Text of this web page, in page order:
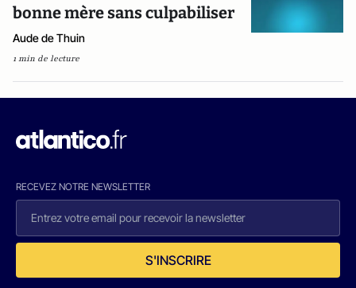
bonne mère sans culpabiliser
Aude de Thuin
1 min de lecture
RECEVEZ NOTRE NEWSLETTER
S'INSCRIRE